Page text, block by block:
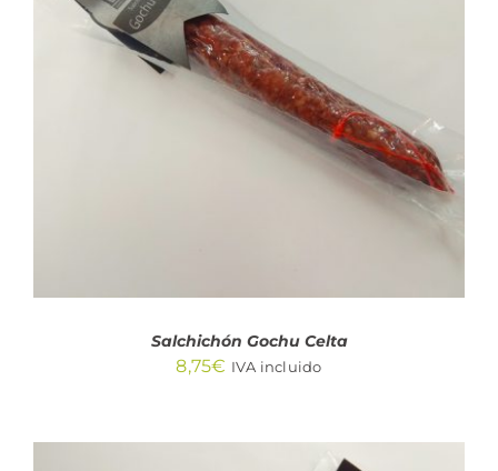
AÑADIR AL CARRITO
Salchichón Gochu Celta
8,75€ IVA incluido